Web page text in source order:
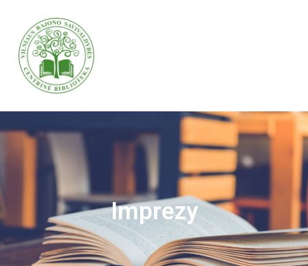
VILNIAUS RAJONO SAVIVALDYBĖS CENTRINĖ BIBLIOTEKA
Imprezy